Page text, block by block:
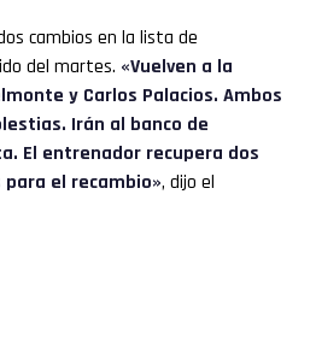
cambios en la lista de
del martes. «Vuelven a la
y Carlos Palacios. Ambos
Irán al banco de
El entrenador recupera dos
el recambio», dijo el